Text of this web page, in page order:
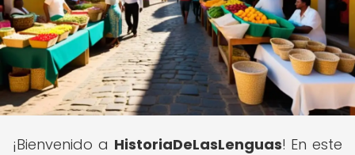
¡Bienvenido a HistoriaDeLasLenguas! En este